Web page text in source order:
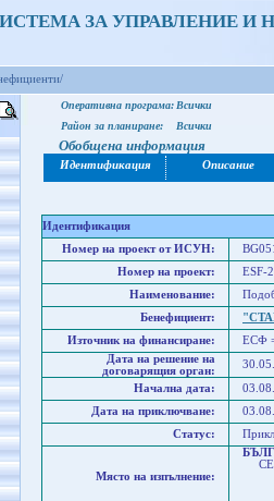
ЗА УПРАВЛЕНИЕ И
Оперативна програма: Всички
Район за планиране:
Всички
Обобщена информация
Идентификация Описание
Идентификация
Номер на проект от ИСУН:
Номер на проект:
ESF-
Наименование:
Бенефициент:
Източник на финансиране:
ЕСФ
Дата на решение на
договарящия орган:
Начална дата:
Дата на приключване:
Статус:
Място на изпълнение: